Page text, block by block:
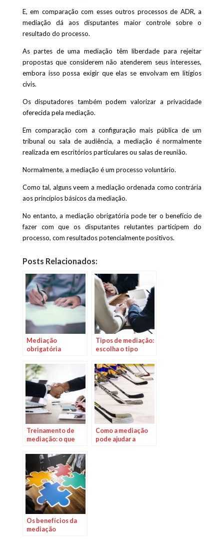
E, em comparação com esses outros processos de ADR, a
mediação dá aos disputantes maior controle sobre o
resultado do processo.
As partes de uma mediação têm liberdade para rejeitar
propostas que considerem não atenderem seus interesses,
embora isso possa exigir que elas se envolvam em litígios
civis.
Os disputadores também podem valorizar a privacidade
oferecida pela mediação.
Em comparação com a configuração mais pública de um
tribunal ou sala de audiência, a mediação é normalmente
realizada em escritórios particulares ou salas de reunião.
Normalmente, a mediação é um processo voluntário.
Como tal, alguns veem a mediação ordenada como contrária
aos princípios básicos da mediação.
No entanto, a mediação obrigatória pode ter o benefício de
fazer com que os disputantes relutantes participem do
processo, com resultados potencialmente positivos.
Posts Relacionados:
Mediação
obrigatória
Tipos de mediação:
escolha o tipo
ao seu conflito
Treinamento de
mediação: o que
Como a mediação
pode ajudar a
Os benefícios da
mediação